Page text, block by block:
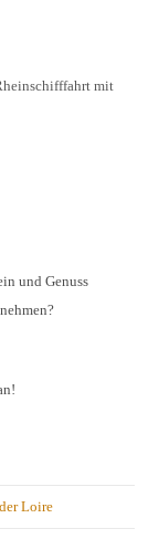
mit
und Genuss
Loire